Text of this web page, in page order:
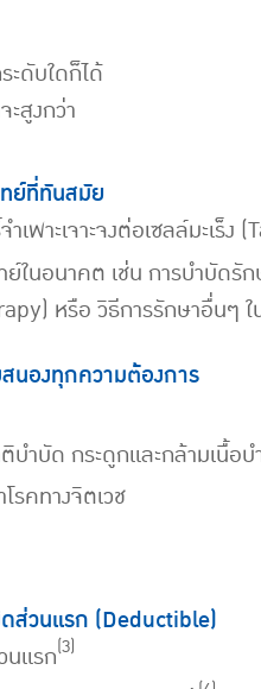
ดับใดก็ได้
สูงกว่า
ย์ที่ทันสมัย
พาะเจาะจงต่อเซลล์มะเร็ง
นอนาคต เช่น การบำบัดรั
หรือ วิธีการรักษาอื่นๆ
นองทุกความต้องการ
บำบัด กระดูกและกล้ามเนื้
คทางจิตเวช
ส่วนแรก (Deductible)
แรก(3)